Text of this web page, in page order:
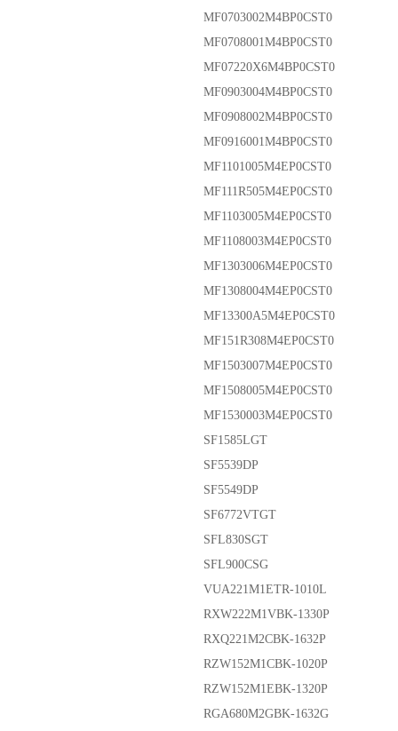
MF0703002M4BP0CST0
MF0708001M4BP0CST0
MF07220X6M4BP0CST0
MF0903004M4BP0CST0
MF0908002M4BP0CST0
MF0916001M4BP0CST0
MF1101005M4EP0CST0
MF111R505M4EP0CST0
MF1103005M4EP0CST0
MF1108003M4EP0CST0
MF1303006M4EP0CST0
MF1308004M4EP0CST0
MF13300A5M4EP0CST0
MF151R308M4EP0CST0
MF1503007M4EP0CST0
MF1508005M4EP0CST0
MF1530003M4EP0CST0
SF1585LGT
SF5539DP
SF5549DP
SF6772VTGT
SFL830SGT
SFL900CSG
VUA221M1ETR-1010L
RXW222M1VBK-1330P
RXQ221M2CBK-1632P
RZW152M1CBK-1020P
RZW152M1EBK-1320P
RGA680M2GBK-1632G